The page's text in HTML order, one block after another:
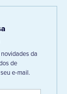
da
de
e-mail.